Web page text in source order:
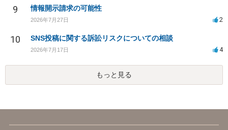
9 情報開示請求の可能性
2026年7月27日 2
10 SNS投稿に関する訴訟リスクについての相談
2026年7月17日 4
もっと見る